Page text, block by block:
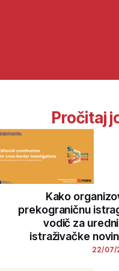
Pročitaj
Kako
prekograničnu
vodič za
istraživačke
22/07/